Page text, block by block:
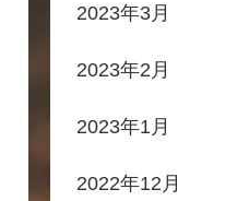
2023年3月
2023年2月
2023年1月
2022年12月